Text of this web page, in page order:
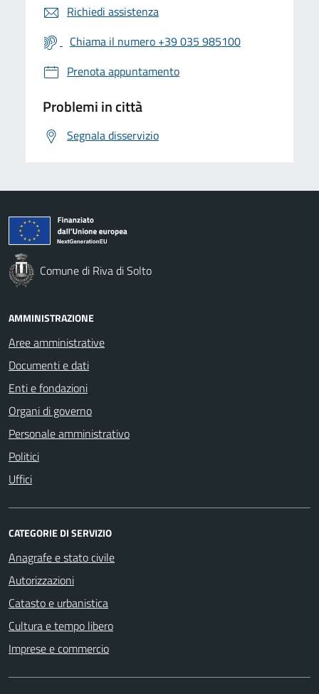
Richiedi assistenza
Chiama il numero +39 035 985100
Prenota appuntamento
Problemi in città
Segnala disservizio
Comune di Riva di Solto
AMMINISTRAZIONE
Aree amministrative
Documenti e dati
Enti e fondazioni
Organi di governo
Personale amministrativo
Politici
Uffici
CATEGORIE DI SERVIZIO
Anagrafe e stato civile
Autorizzazioni
Catasto e urbanistica
Cultura e tempo libero
Imprese e commercio